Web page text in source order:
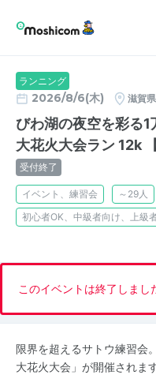
ランニング
2026/8/6(木) 滋賀
びわ湖の夜空を彩る
大花火大会ラン 12k
受付終了
イベント、練習会
～29人
初心者OK、中級者向け、上級
このイベントは終了しまし
限界を超えるサトウ練習会
大花火大会」が開催されま